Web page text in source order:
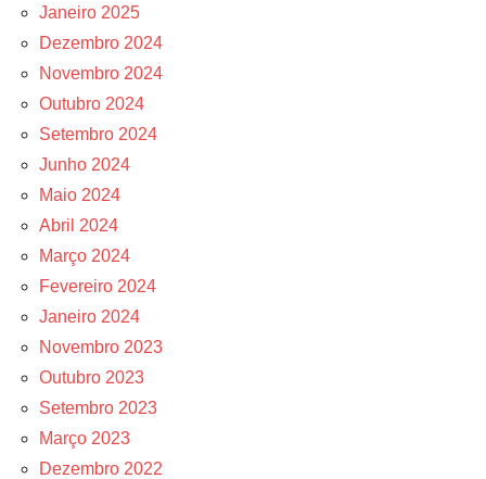
Janeiro 2025
Dezembro 2024
Novembro 2024
Outubro 2024
Setembro 2024
Junho 2024
Maio 2024
Abril 2024
Março 2024
Fevereiro 2024
Janeiro 2024
Novembro 2023
Outubro 2023
Setembro 2023
Março 2023
Dezembro 2022